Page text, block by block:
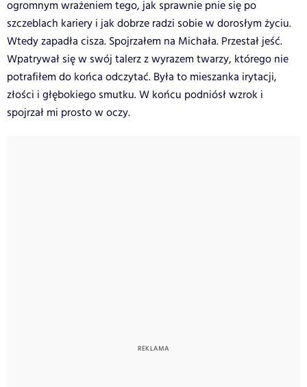
ogromnym wrażeniem tego, jak sprawnie pnie się po
szczeblach kariery i jak dobrze radzi sobie w dorosłym życiu.
Wtedy zapadła cisza. Spojrzałem na Michała. Przestał jeść.
Wpatrywał się w swój talerz z wyrazem twarzy, którego nie
potrafiłem do końca odczytać. Była to mieszanka irytacji,
złości i głębokiego smutku. W końcu podniósł wzrok i
spojrzał mi prosto w oczy.